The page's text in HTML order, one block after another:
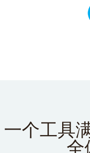
一个工具
全